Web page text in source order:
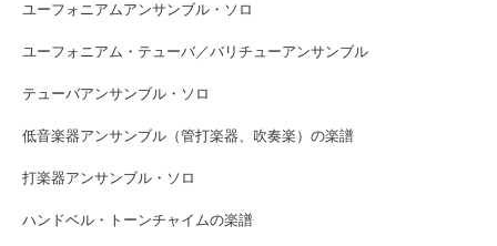
ユーフォニアムアンサンブル・ソロ
ユーフォニアム・テューバ／バリチューアンサンブル
テューバアンサンブル・ソロ
低音楽器アンサンブル（管打楽器、吹奏楽）の楽譜
打楽器アンサンブル・ソロ
ハンドベル・トーンチャイムの楽譜